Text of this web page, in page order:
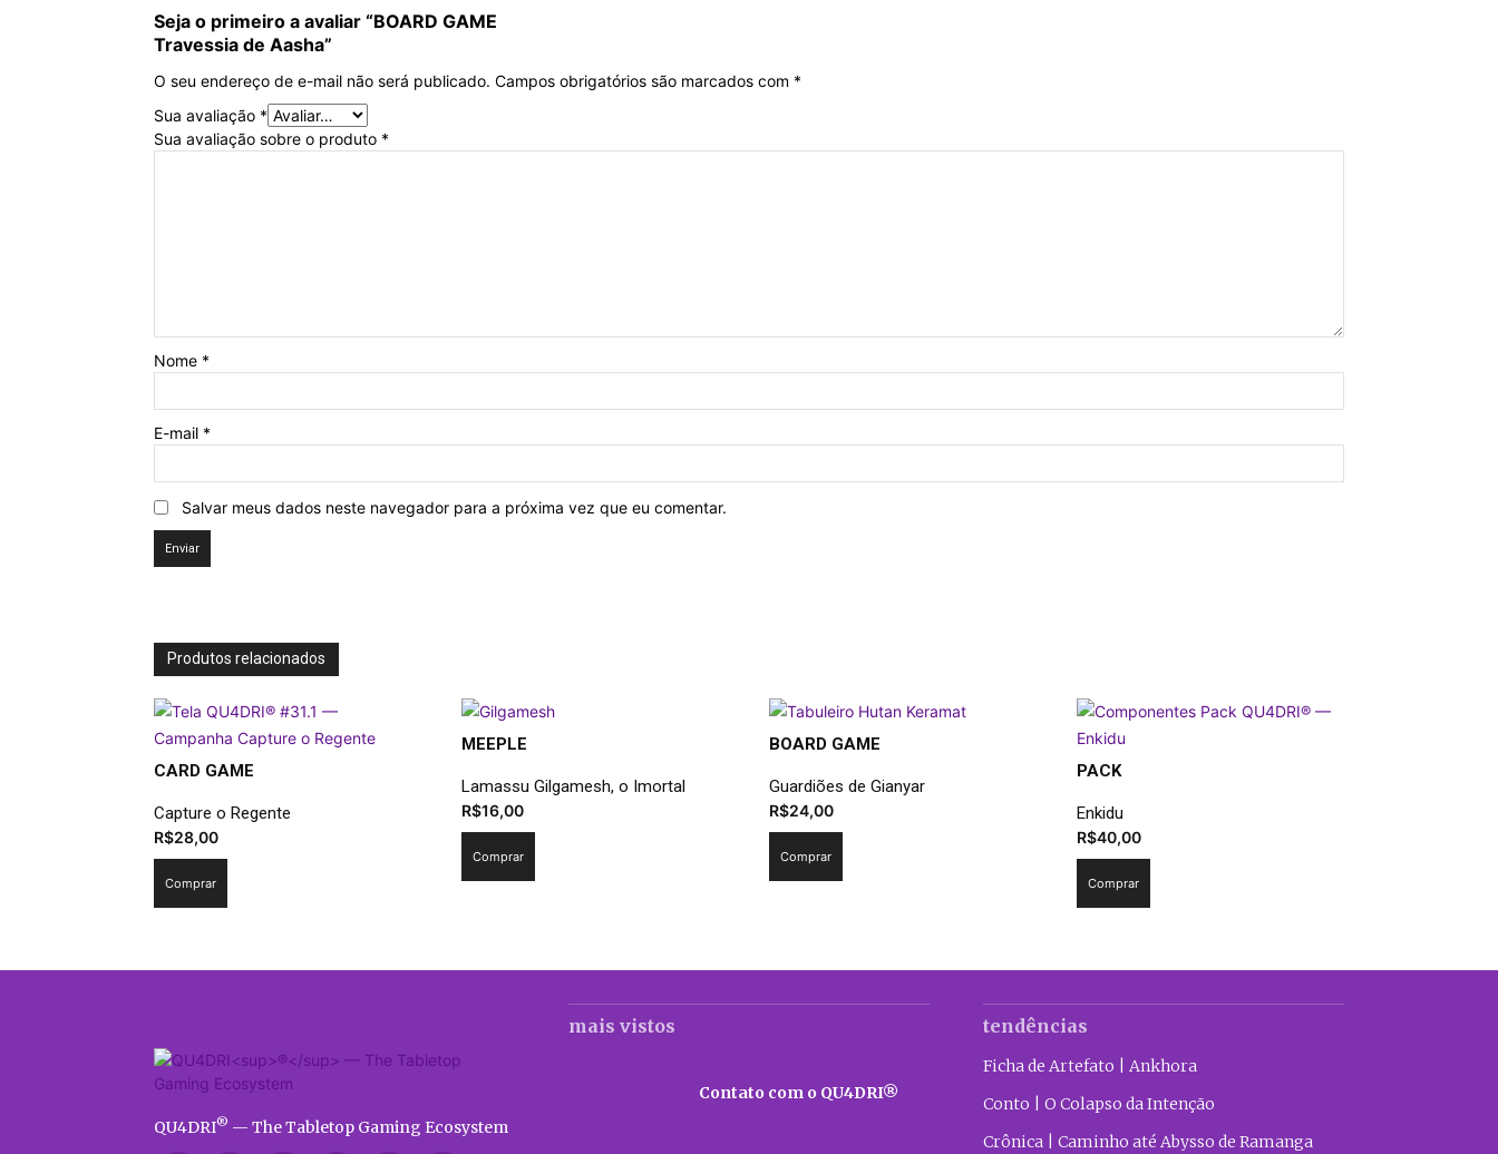
Seja o primeiro a avaliar “BOARD GAME
Travessia de Aasha”
O seu endereço de e-mail não será publicado. Campos obrigatórios são marcados com *
Sua avaliação *
Sua avaliação sobre o produto *
Nome *
E-mail *
Salvar meus dados neste navegador para a próxima vez que eu comentar.
Produtos relacionados
CARD GAME
Capture o Regente
R$28,00
Comprar
MEEPLE
Lamassu Gilgamesh, o Imortal
R$16,00
Comprar
BOARD GAME
Guardiões de Gianyar
R$24,00
Comprar
PACK
Enkidu
R$40,00
Comprar
QU4DRI® — The Tabletop Gaming Ecosystem
mais vistos
Contato com o QU4DRI®
tendências
Ficha de Artefato | Ankhora
Conto | O Colapso da Intenção
Crônica | Caminho até Abysso de Ramanga